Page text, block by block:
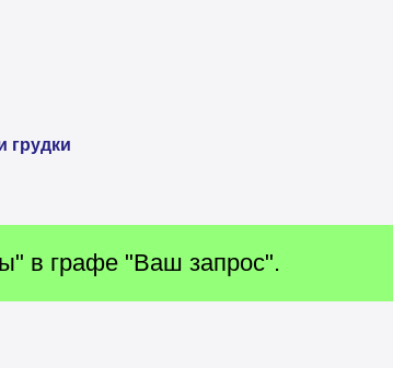
грудки
в графе "Ваш запрос".